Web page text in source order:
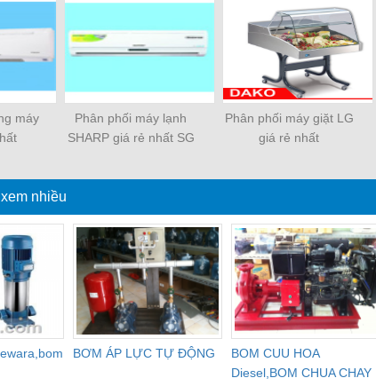
máy
Phân phối máy lạnh
SHARP giá rẻ nhất SG
Phân phối máy giặt LG
giá rẻ nhất
nhiều
BƠM ÁP LỰC TỰ ĐỘNG
BOM CUU HOA
Diesel,BOM CHUA CHAY